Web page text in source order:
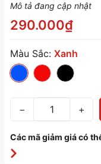
Mô tả đang cập nhật
290.000₫
Màu Sắc: Xanh
− +
Các mã giảm giá có